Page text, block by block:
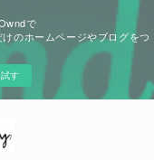
で
のホームページやブログをつ
す